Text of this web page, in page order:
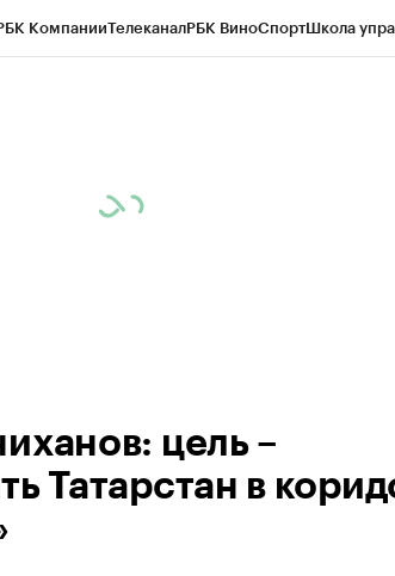
КомпанииТелеканалРБК ВиноСпортШкола
цель –
Татарстан в